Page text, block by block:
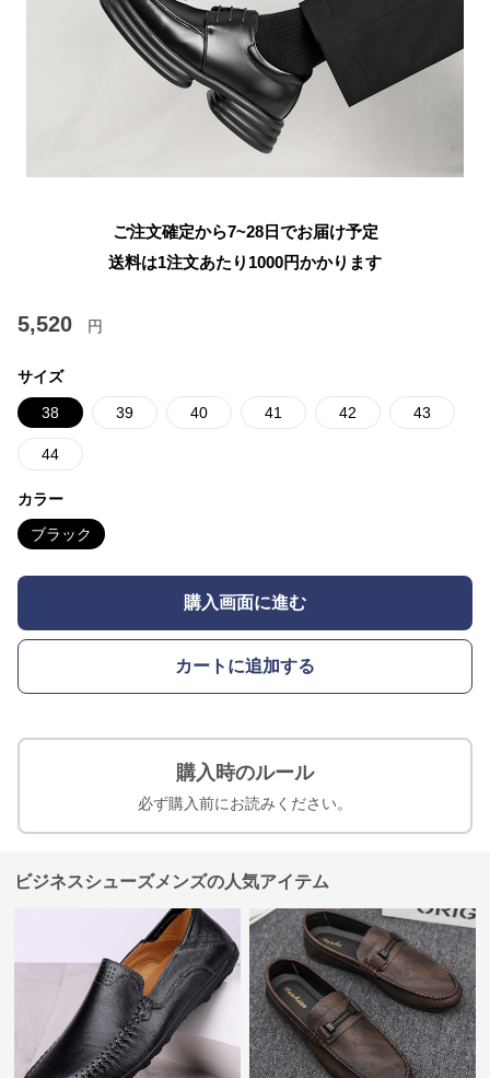
ご注文確定から7~28日でお届け予定
送料は1注文あたり 1000円かかります
5,520 円
サイズ
38 39 40 41 42 43
44
カラー
ブラック
購入画面に進む
カートに追加する
購入時のルール
必ず購入前にお読みください。
ビジネスシューズメンズの人気アイテム